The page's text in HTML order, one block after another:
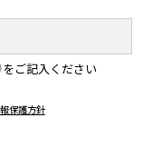
ご記入ください
保護方針